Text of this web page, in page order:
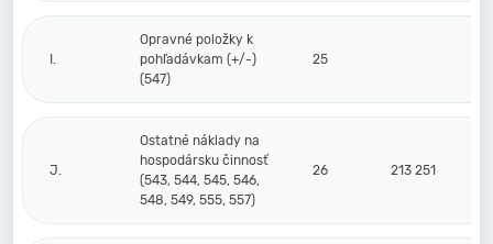
I.
Opravné položky k
pohľadávkam (+/-)
(547)
25
J.
Ostatné náklady na
hospodársku činnosť
(543, 544, 545, 546,
548, 549, 555, 557)
26 213 251